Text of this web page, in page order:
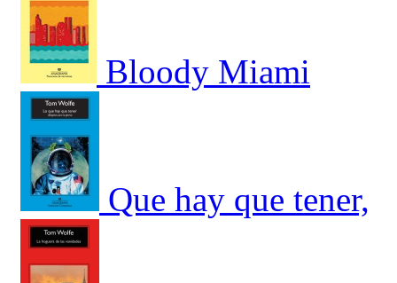
Bloody Miami
Que hay que tener,